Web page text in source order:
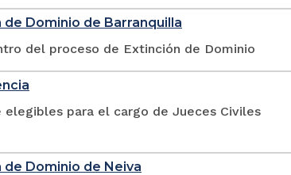
Dominio de Barranquilla
del proceso de Extinción de Dominio
para el cargo de Jueces Civiles
Dominio de Neiva